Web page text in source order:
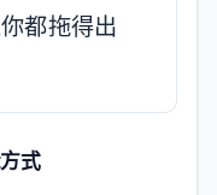
都拖得出
式